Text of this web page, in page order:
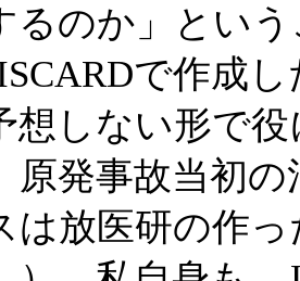
るのか」とい
で作成
想しない形で
原発事故当初
は放医研の作